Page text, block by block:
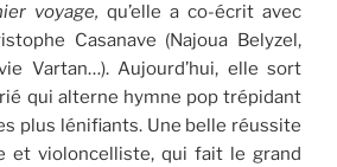
voyage, qu’elle a co-écrit avec
Casanave (Najoua Belyzel,
Vartan…). Aujourd’hui, elle sort
qui alterne hymne pop trépidant
plus lénifiants. Une belle réussite
et violoncelliste, qui fait le grand